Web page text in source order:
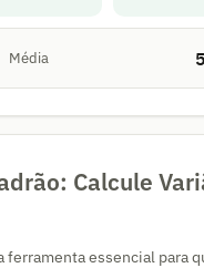
Média 5
Calcule
ferramenta essencial para